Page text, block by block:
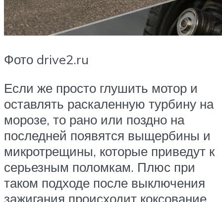
Фото drive2.ru
Если же просто глушить мотор и
оставлять раскаленную турбину на
морозе, то рано или поздно на
последней появятся выщербины и
микротрещины, которые приведут к
серьезным поломкам. Плюс при
таком подходе после выключения
зажигания происходит коксование